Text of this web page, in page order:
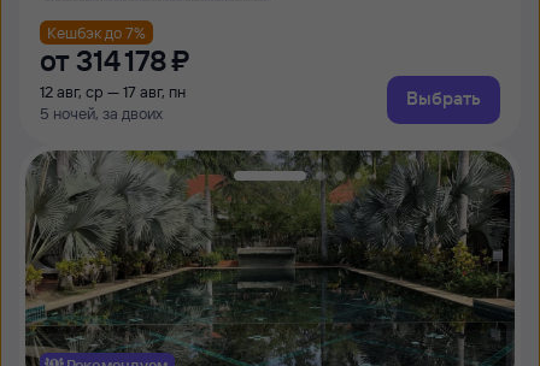
Кешбэк до 7%
от 314 ⁠178 ⁠₽
12 авг, ср — 17 авг, пн
5 ночей, за двоих
Выбрать